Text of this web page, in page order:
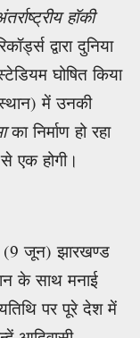
हॉकी
द्वारा दुनिया
घोषित किया
में उनकी
का निर्माण हो रहा
एक होगी।
(9 जून) झारखण्ड
के साथ मनाई
पर पूरे देश में